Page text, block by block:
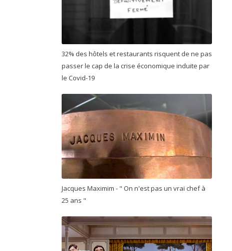
32% des hôtels et restaurants risquent de ne pas
passer le cap de la crise économique induite par
le Covid-19
Jacques Maximim - " On n'est pas un vrai chef à
25 ans "